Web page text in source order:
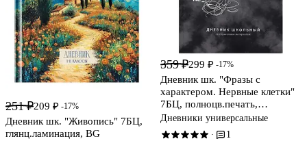
251 ₽209 ₽ -17%
Дневник шк. "Живопись" 7БЦ,
глянц.ламинация, BG
359 ₽299 ₽ -17%
Дневник шк. "Фразы с
характером. Нервные клетки"
7БЦ, полноцв.печать,
ламинация "софт-тач" вельвет,
пантон, универс.шпаргалка
Дневники универсальные
· 1